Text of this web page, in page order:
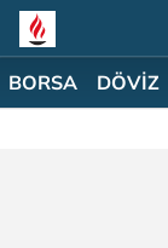
BORSA DÖVİZ